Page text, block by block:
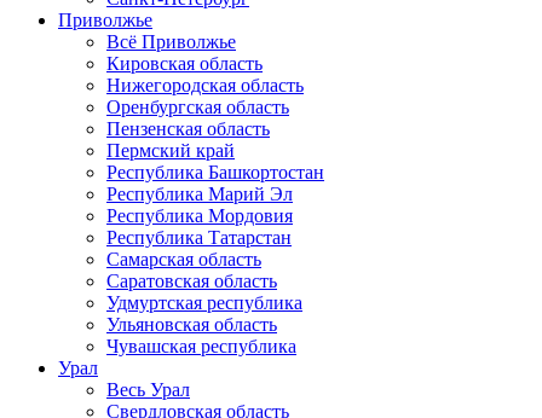
Приволжье
Всё Приволжье
Кировская область
Нижегородская область
Оренбургская область
Пензенская область
Пермский край
Республика Башкортостан
Республика Марий Эл
Республика Мордовия
Республика Татарстан
Самарская область
Саратовская область
Удмуртская республика
Ульяновская область
Чувашская республика
Урал
Весь Урал
Свердловская область